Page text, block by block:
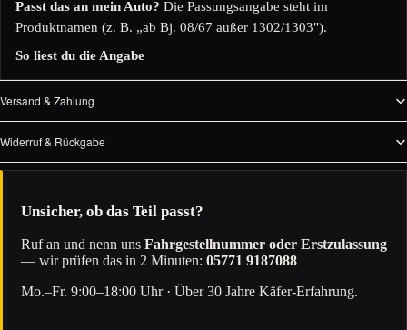
Passt das an mein Auto? Die Passungsangabe steht im
Produktnamen (z. B. „ab Bj. 08/67 außer 1302/1303").
So liest du die Angabe
Versand & Zahlung
Widerruf & Rückgabe
Unsicher, ob das Teil passt?
Ruf an und nenn uns Fahrgestellnummer oder Erstzulassung
— wir prüfen das in 2 Minuten: 05771 9187088
Mo.–Fr. 9:00–18:00 Uhr · Über 30 Jahre Käfer-Erfahrung.